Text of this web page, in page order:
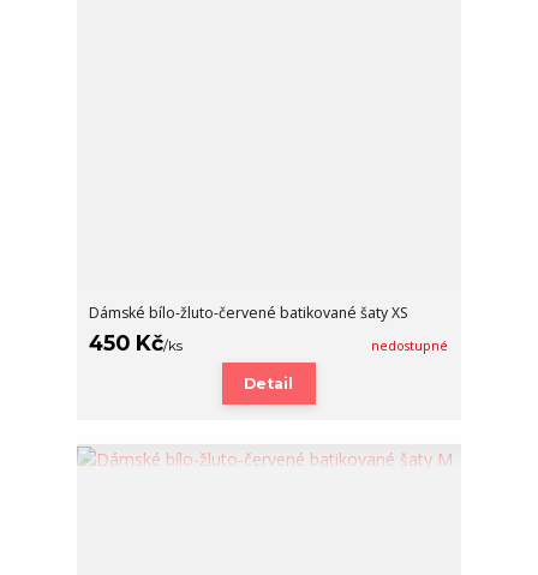
Dámské bílo-žluto-červené batikované šaty XS
450 Kč/ks nedostupné
Detail